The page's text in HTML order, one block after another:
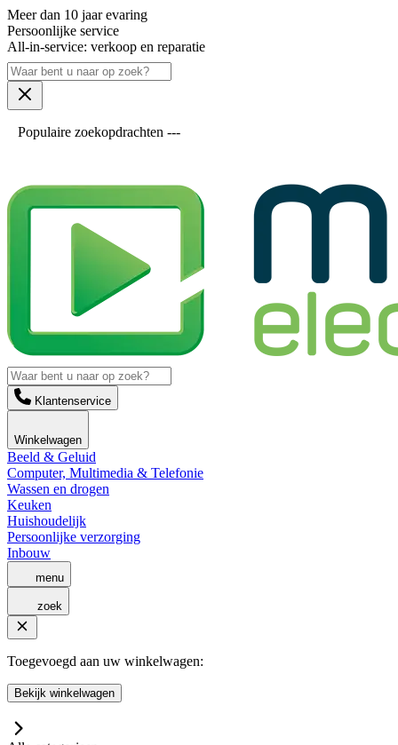
Meer dan 10 jaar evaring
Persoonlijke service
All-in-service: verkoop en reparatie
Populaire zoekopdrachten ---
Klantenservice
Winkelwagen
Beeld & Geluid
Computer, Multimedia & Telefonie
Wassen en drogen
Keuken
Huishoudelijk
Persoonlijke verzorging
Inbouw
menu
zoek
Toegevoegd aan uw winkelwagen:
Bekijk winkelwagen